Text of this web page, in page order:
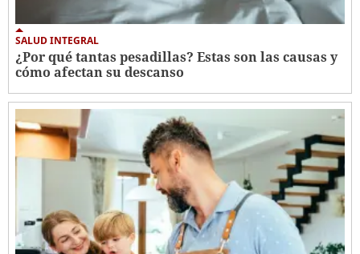
SALUD INTEGRAL
¿Por qué tantas pesadillas? Estas son las causas y
cómo afectan su descanso